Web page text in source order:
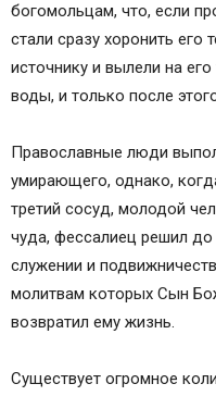
богомольцам, что, если
стали сразу хоронить его
источнику и вылели на
воды, и только после
Православные люди
умирающего, однако,
третий сосуд, молодой
чуда, фессалиец решил
служении и
молитвам которых Сын
возвратил ему жизнь.
Существует огромное